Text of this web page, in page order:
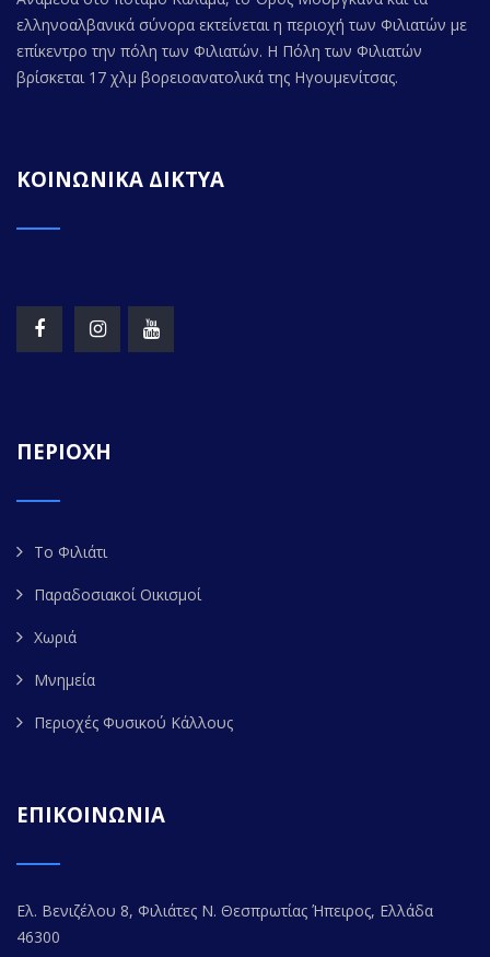
ελληνοαλβανικά σύνορα εκτείνεται η περιοχή των Φιλιατών με
επίκεντρο την πόλη των Φιλιατών. Η Πόλη των Φιλιατών
βρίσκεται 17 χλμ βορειοανατολικά της Ηγουμενίτσας.
ΚΟΙΝΩΝΙΚΑ ΔΙΚΤΥΑ
ΠΕΡΙΟΧΗ
Το Φιλιάτι
Παραδοσιακοί Οικισμοί
Χωριά
Μνημεία
Περιοχές Φυσικού Κάλλους
ΕΠΙΚΟΙΝΩΝΙΑ
Ελ. Βενιζέλου 8, Φιλιάτες Ν. Θεσπρωτίας Ήπειρος, Ελλάδα
46300